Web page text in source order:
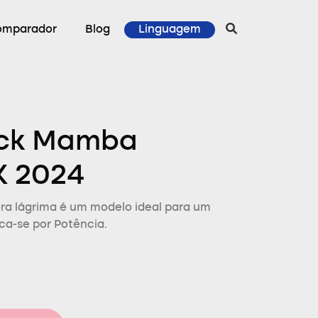
Blog Linguagem
Mamba
2024
lágrima é um modelo ideal para um
se por Potência.